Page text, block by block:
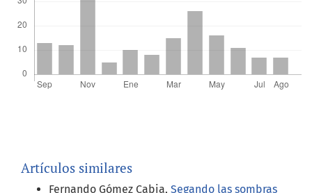
Artículos similares
Fernando Gómez Cabia, Segando las sombras